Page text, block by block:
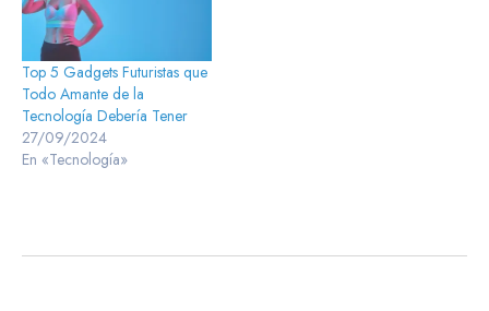
Top 5 Gadgets Futuristas que
Todo Amante de la
Tecnología Debería Tener
27/09/2024
En «Tecnología»